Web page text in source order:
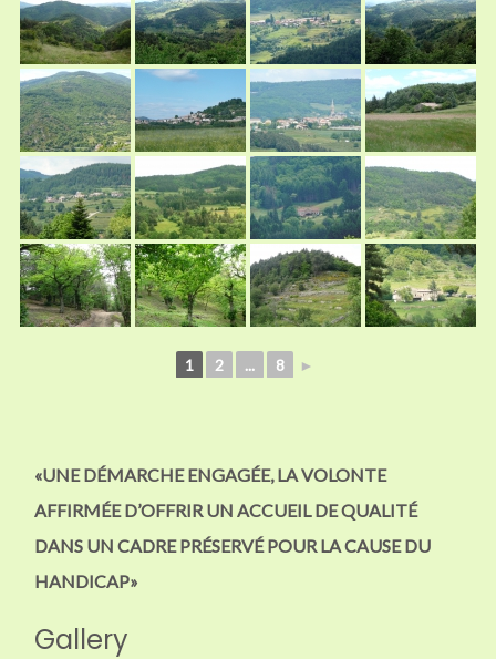
1 2 ... 8 ►
«UNE DÉMARCHE ENGAGÉE, LA VOLONTE
AFFIRMÉE D’OFFRIR UN ACCUEIL DE QUALITÉ
DANS UN CADRE PRÉSERVÉ POUR LA CAUSE DU
HANDICAP»
Gallery